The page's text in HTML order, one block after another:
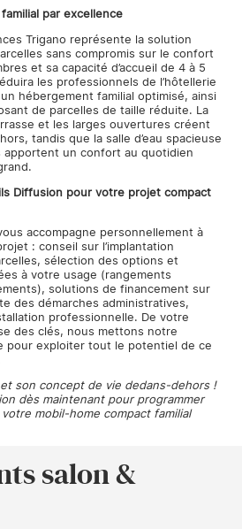
par excellence
Trigano représente la solution
sans compromis sur le confort
et sa capacité d’accueil de 4 à 5
les professionnels de l’hôtellerie
hébergement familial optimisé, ainsi
de parcelles de taille réduite. La
et les larges ouvertures créent
tandis que la salle d’eau spacieuse
un confort au quotidien
Diffusion pour votre projet compact
accompagne personnellement à
: conseil sur l’implantation
sélection des options et
à votre usage (rangements
solutions de financement sur
des démarches administratives,
professionnelle. De votre
des clés, nous mettons notre
pour exploiter tout le potentiel de ce
son concept de vie dedans-dehors !
dès maintenant pour programmer
mobil-home compact familial
salon &